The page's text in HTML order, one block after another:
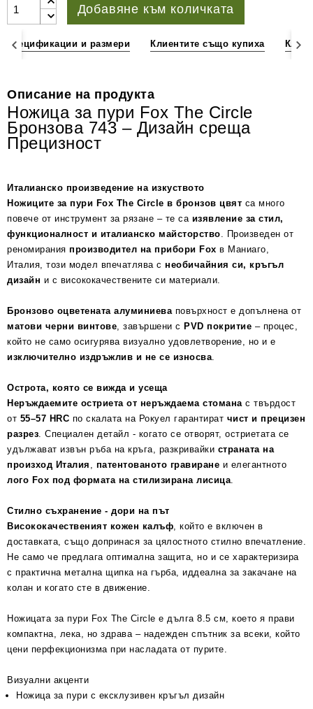
Добавяне към количката
Спецификации и размери Клиентите също купиха
Описание на продукта
Ножица за пури Fox The Circle
Бронзова 743 – Дизайн среща
Прецизност
Италианско произведение на изкуството
Ножиците за пури Fox The Circle в бронзов цвят са много
повече от инструмент за рязане – те са изявление за стил,
функционалност и италианско майсторство. Произведен от
реномирания производител на прибори Fox в Маниаго,
Италия, този модел впечатлява с необичайния си, кръгъл
дизайн и с висококачествените си материали.
Бронзово оцветената алуминиеваповърхност е допълнена от
матови черни винтове, завършени с PVD покритие – процес,
който не само осигурява визуално удовлетворение, но и е
изключително издръжлив и не се износва.
Острота, която се вижда и усеща
Неръждаемите остриета от неръждаема стоманас твърдост
от 55–57 HRC по скалата на Рокуел гарантират чист и прецизен
разрез. Специален детайл - когато се отворят, остриетата се
удължават извън ръба на кръга, разкривайки страната на
произход Италия , патентованото гравиране и елегантното
лого Fox под формата на стилизирана лисица.
Стилно съхранение - дори на път
Висококачественият кожен калъф, който е включен в
доставката, също допринася за цялостното стилно впечатление.
Не само че предлага оптимална защита, но и се характеризира
с практична метална щипка на гърба, иддеална за закачане на
колан и когато сте в движение.
Ножицата за пури Fox The Circle е дълга 8.5 см, което я прави
компактна, лека, но здрава – надежден спътник за всеки, който
цени перфекционизма при насладата от пурите.
Визуални акценти
Ножица за пури с ексклузивен кръгъл дизайн